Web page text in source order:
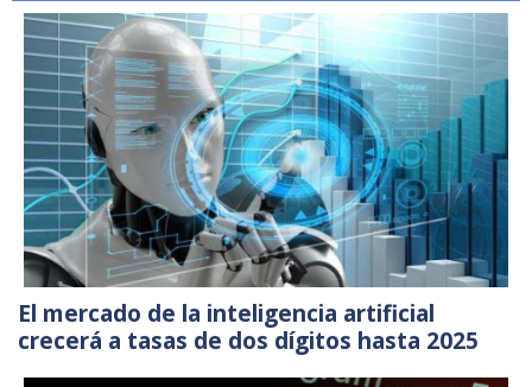
El mercado de la inteligencia artificial
crecerá a tasas de dos dígitos hasta 2025